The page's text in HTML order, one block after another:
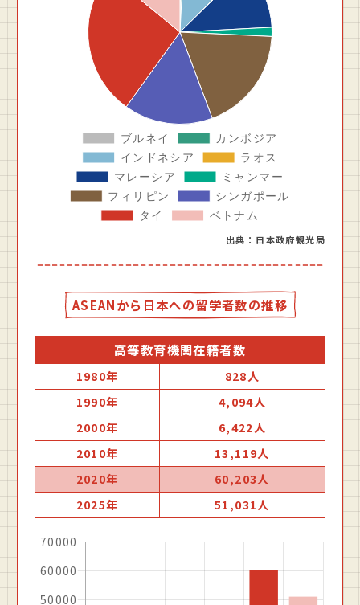
出典：⽇本政府観光局
ASEANから日本への留学者数の推移
高等教育機関在籍者数
1980年
828人
1990年
4,094人
2000年
6,422人
2010年
13,119人
2020年
60,203人
2025年
51,031人